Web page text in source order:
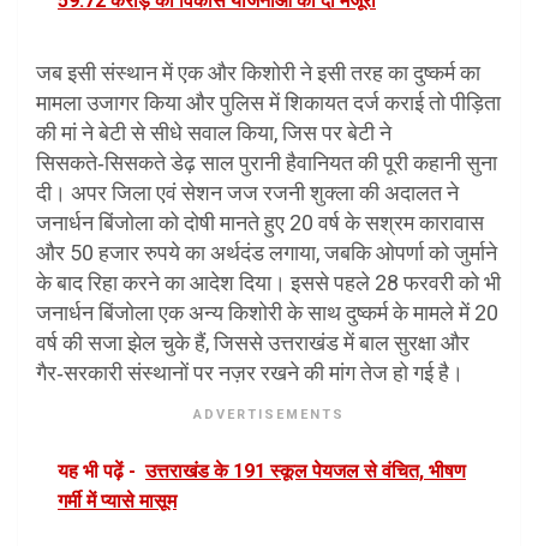
जब इसी संस्थान में एक और किशोरी ने इसी तरह का दुष्कर्म का
मामला उजागर किया और पुलिस में शिकायत दर्ज कराई तो पीड़िता
की मां ने बेटी से सीधे सवाल किया, जिस पर बेटी ने
सिसकते‑सिसकते डेढ़ साल पुरानी हैवानियत की पूरी कहानी सुना
दी। अपर जिला एवं सेशन जज रजनी शुक्ला की अदालत ने
जनार्धन बिंजोला को दोषी मानते हुए 20 वर्ष के सश्रम कारावास
और 50 हजार रुपये का अर्थदंड लगाया, जबकि ओपर्णा को जुर्माने
के बाद रिहा करने का आदेश दिया। इससे पहले 28 फरवरी को भी
जनार्धन बिंजोला एक अन्य किशोरी के साथ दुष्कर्म के मामले में 20
वर्ष की सजा झेल चुके हैं, जिससे उत्तराखंड में बाल सुरक्षा और
गैर‑सरकारी संस्थानों पर नज़र रखने की मांग तेज हो गई है।
ADVERTISEMENTS
यह भी पढ़ें - उत्तराखंड के 191 स्कूल पेयजल से वंचित, भीषण
गर्मी में प्यासे मासूम